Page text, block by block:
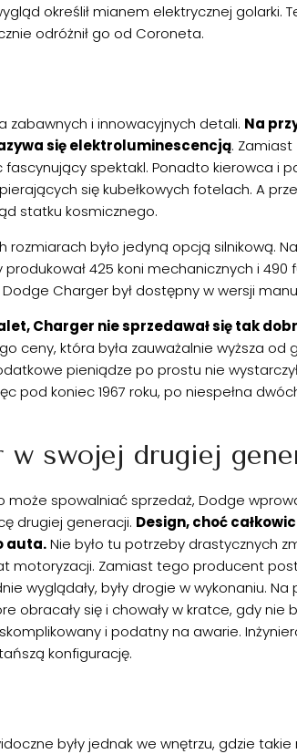
określił mianem elektrycznej golarki.
odróżnił go od Coroneta.
zabawnych i innowacyjnych detali. Na
się elektroluminescencją. Zamiast
fascynujący spektakl. Ponadto kierowca i
się kubełkowych fotelach. A
statku kosmicznego.
rozmiarach było jedyną opcją silnikową.
produkował 425 koni mechanicznych i
Charger był dostępny w wersji
Charger nie sprzedawał się tak
ceny, która była zauważalnie wyższa od
pieniądze po prostu nie
pod koniec 1967 roku, po niespełna
w swojej drugiej
spowalniać sprzedaż, Dodge
drugiej generacji. Design, choć
auta.Nie było tu potrzeby drastycznych
motoryzacji. Zamiast tego producent
wyglądały, były drogie w wykonaniu.
obracały się i chowały w kratce, gdy nie
i podatny na awarie.
konfigurację.
były jednak we wnętrzu, gdzie